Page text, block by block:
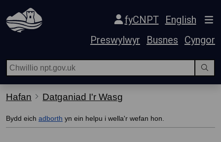
Hepgor gwe-lywio
fyCNPT
English
Preswylwyr
Busnes Cyngor
Hafan Datganiad I'r Wasg
Bydd eich adborth yn ein helpu i wella'r wefan hon.